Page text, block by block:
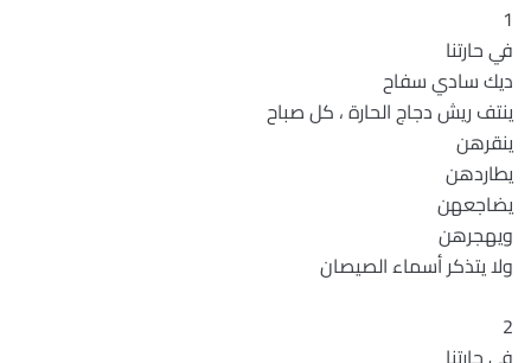
1
في حارتنا
ديك سادي سفاح
ينتف ريش دجاج الحارة ، كل صباح
ينقرهن
يطاردهن
يضاجعهن
ويهجرهن
ولا يتذكر أسماء الصيصان
2